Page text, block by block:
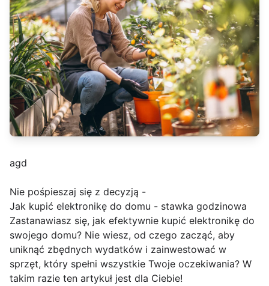
agd
Nie pośpieszaj się z decyzją -
Jak kupić elektronikę do domu - stawka godzinowa
Zastanawiasz się, jak efektywnie kupić elektronikę do
swojego domu? Nie wiesz, od czego zacząć, aby
uniknąć zbędnych wydatków i zainwestować w
sprzęt, który spełni wszystkie Twoje oczekiwania? W
takim razie ten artykuł jest dla Ciebie!